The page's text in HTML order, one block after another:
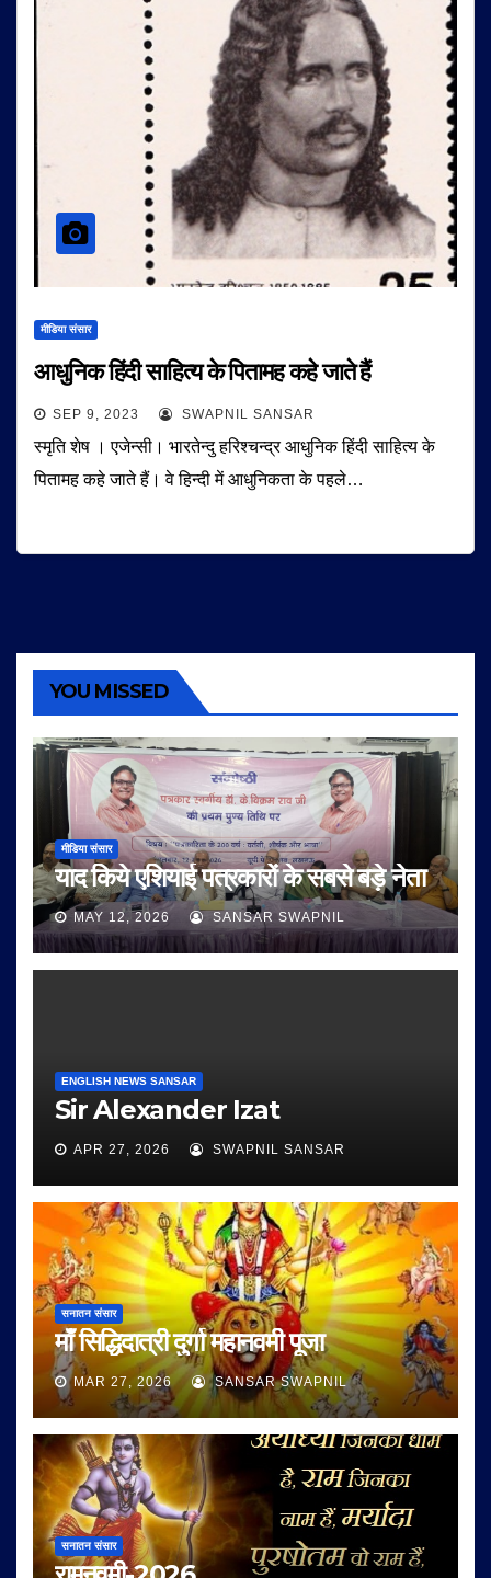
मीडिया संसार
आधुनिक हिंदी साहित्य के पितामह कहे जाते हैं
SEP 9, 2023 SWAPNIL SANSAR
स्मृति शेष । एजेन्सी। भारतेन्दु हरिश्चन्द्र आधुनिक हिंदी साहित्य के
पितामह कहे जाते हैं। वे हिन्दी में आधुनिकता के पहले…
YOU MISSED
मीडिया संसार
याद किये एशियाई पत्रकारों के सबसे बड़े नेता
MAY 12, 2026 SANSAR SWAPNIL
ENGLISH NEWS SANSAR
Sir Alexander Izat
APR 27, 2026 SWAPNIL SANSAR
सनातन संसार
माँ सिद्धिदात्री दुर्गा महानवमी पूजा
MAR 27, 2026 SANSAR SWAPNIL
सनातन संसार